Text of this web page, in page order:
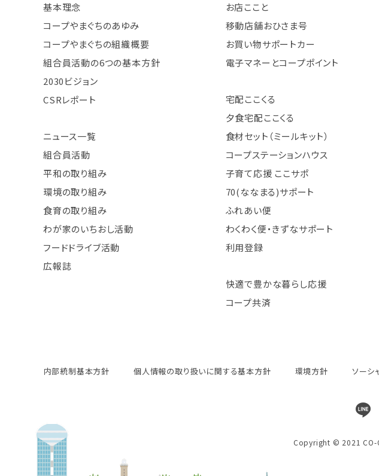
基本理念
コープやまぐちのあゆみ
コープやまぐちの組織概要
組合員活動の6つの基本方針
2030ビジョン
CSRレポート
ニュース一覧
組合員活動
平和の取り組み
環境の取り組み
食育の取り組み
わが家のいちおし活動
フードドライブ活動
広報誌
お店ここと
移動店舗おひさま号
お買い物サポートカー
電子マネーとコープポイント
宅配ここくる
夕食宅配ここくる
食材セット（ミールキット）
コープステーションハウス
子育て応援 ここサポ
70(ななまる)サポート
ふれあい便
わくわく便・きずなサポート
利用登録
快適で豊かな暮らし応援
コープ共済
内部統制基本方針 個人情報の取り扱いに関する基本方針 環境方針 ソーシ
Copyright © 2021 CO-